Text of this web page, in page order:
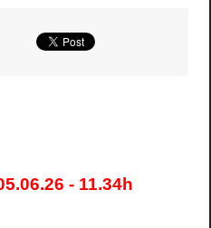
- 11.34h